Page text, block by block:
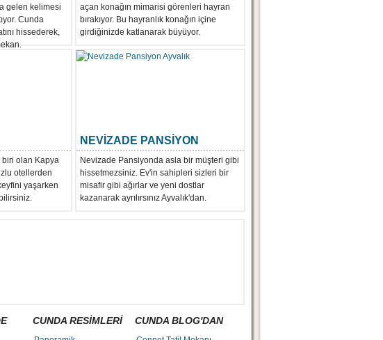
gelen kelimesi
Cunda
hissederek,
açan konağın mimarisi görenleri hayran
bırakıyor. Bu hayranlık konağın içine
girdiğinizde katlanarak büyüyor.
biri olan Kapya
otellerden
yaşarken
NEVİZADE PANSİYON
Nevizade Pansiyonda asla bir müşteri gibi
hissetmezsiniz. Ev'in sahipleri sizleri bir
misafir gibi ağırlar ve yeni dostlar
kazanarak ayrılırsınız Ayvalık'dan.
CUNDA RESİMLERİ CUNDA BLOG'DAN